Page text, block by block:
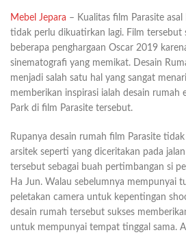
Mebel Jepara – Kualitas film Parasite
tidak perlu dikuatirkan lagi. Film tersebut
beberapa penghargaan Oscar 2019
sinematografi yang memikat. Desain
menjadi salah satu hal yang sangat
memberikan inspirasi ialah desain rumah
Park di film Parasite tersebut.
Rupanya desain rumah film Parasite
arsitek seperti yang diceritakan pada
tersebut sebagai buah pertimbangan si
Ha Jun. Walau sebelumnya mempunyai
peletakan camera untuk kepentingan
desain rumah tersebut sukses
untuk mempunyai tempat tinggal sama.